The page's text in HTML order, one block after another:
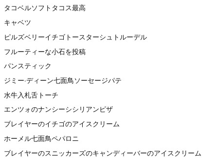
タコベルソフトタコス最高
キャベツ
ピルズベリーイチゴトースターシュトルーデル
フルーティーな小石を投稿
パンスティック
ジミー·ディーン七面鳥ソーセージパテ
水牛入札舌トーチ
エンツォのナンシーシシリアンピザ
ブレイヤーのイチゴのアイスクリーム
ホーメル七面鳥ペパロニ
ブレイヤーのスニッカーズのキャンディーバーのアイスクリーム